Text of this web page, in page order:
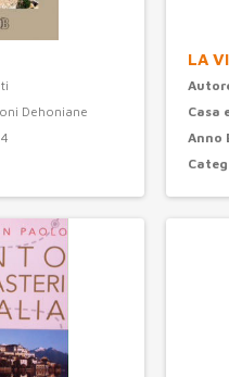
Dehoniane
LA
Casa
Anno